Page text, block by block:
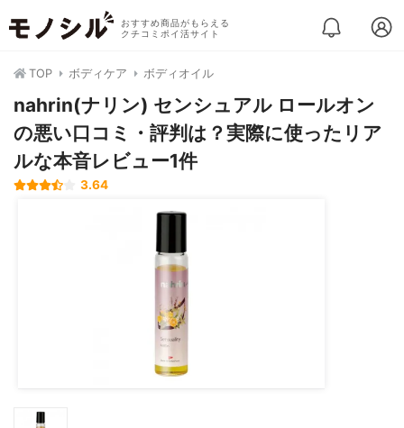
おすすめ商品がもらえる
クチコミポイ活サイト
TOP ボディケア ボディオイル
nahrin(ナリン) センシュアル ロールオン
の悪い口コミ・評判は？実際に使ったリア
ルな本音レビュー1件
3.64